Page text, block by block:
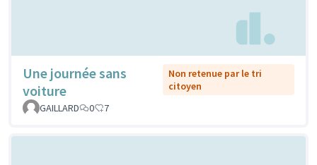
Une journée sans
voiture
Non retenue par le tri
citoyen
GAILLARD
0 7